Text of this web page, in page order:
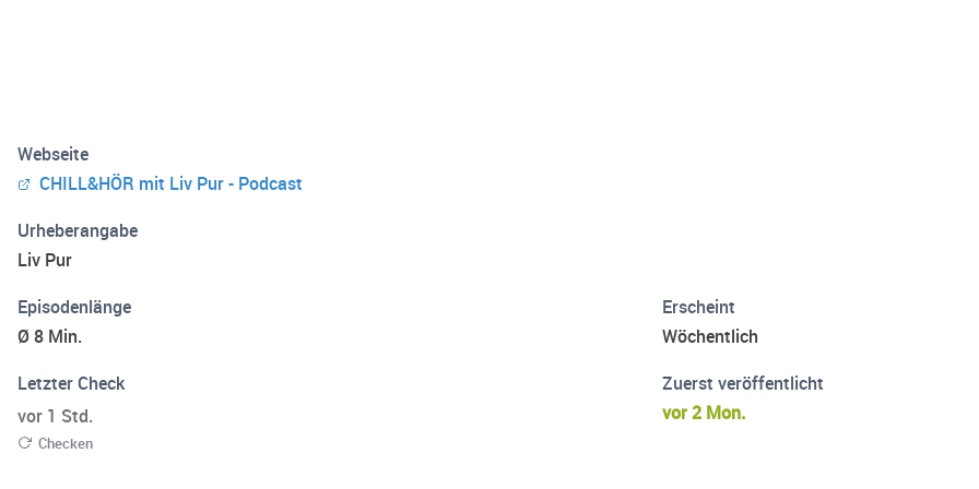
Webseite
CHILL&HÖR mit Liv Pur - Podcast
Urheberangabe
Liv Pur
Episodenlänge
Ø 8 Min.
Erscheint
Wöchentlich
Letzter Check
vor 1 Std.
Checken
Zuerst veröffentlicht
vor 2 Mon.